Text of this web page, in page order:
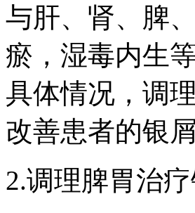
与肝、肾、脾
瘀，湿毒内生
具体情况，调
改善患者的银
2.调理脾胃治